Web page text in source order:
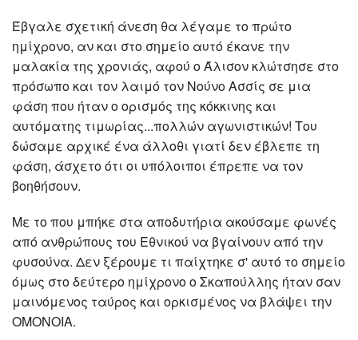
Έβγαλε σχετική άνεση θα λέγαμε το πρώτο
ημίχρονο, αν και στο σημείο αυτό έκανε την
μαλακία της χρονιάς, αφού ο Άλισον κλώτσησε στο
πρόσωπο και τον λαιμό τον Νούνο Ασσίς σε μια
φάση που ήταν ο ορισμός της κόκκινης και
αυτόματης τιμωρίας...πολλών αγωνιστικών! Του
δώσαμε αρχικέ ένα άλλοθι γιατί δεν έβλεπε τη
φάση, άσχετο ότι οι υπόλοιποι έπρεπε να τον
βοηθήσουν.
Με το που μπήκε στα αποδυτήρια ακούσαμε φωνές
από ανθρώπους του Εθνικού να βγαίνουν από την
φυσούνα. Δεν ξέρουμε τι παίχτηκε σ' αυτό το σημείο
όμως στο δεύτερο ημίχρονο ο Σκαπούλλης ήταν σαν
μαινόμενος ταύρος και ορκισμένος να βλάψει την
ΟΜΟΝΟΙΑ.